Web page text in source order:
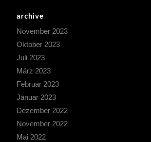
archive
November 2023
Oktober 2023
Juli 2023
März 2023
Februar 2023
Januar 2023
Dezember 2022
November 2022
Mai 2022